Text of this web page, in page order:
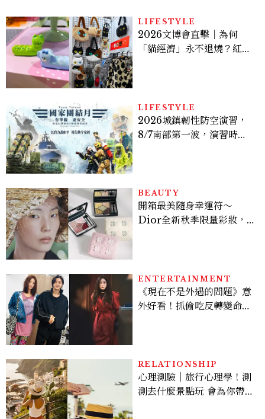
LIFESTYLE
2026文博會直擊｜為何
「貓經濟」永不退燒？紅到
LIFESTYLE
2026城鎮韌性防空演習，
8/7南部第一波，演習時
BEAUTY
開箱最美隨身幸運符～
Dior全新秋季限量彩妝，
ENTERTAINMENT
《現在不是外遇的問題》意
外好看！抓偷吃反轉變命
看點懶人包
RELATIONSHIP
心理測驗｜旅行心理學！測
測去什麼景點玩 會為你帶來